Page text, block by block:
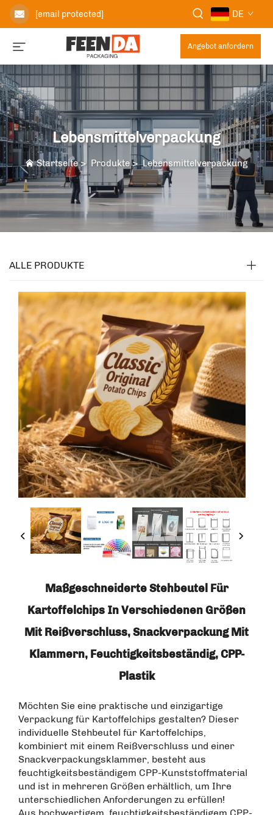
[email protected] DE
Angebot anfordern
Lebensmittelverpackung
Startseite> Produkte>Lebensmittelverpackung
ALLE PRODUKTE
Maßgeschneiderte Stehbeutel Für
Kartoffelchips In Verschiedenen Größen
Mit Reißverschluss, Snackverpackung Mit
Klammern, Feuchtigkeitsbeständig, CPP-
Plastik
Möchten Sie eine praktische und einzigartige
Verpackung für Kartoffelchips gestalten? Dieser
individuelle Stehbeutel für Kartoffelchips,
kombiniert mit einem Reißverschluss und einer
Snackverpackungsklammer, besteht aus
feuchtigkeitsbeständigem CPP-Kunststoffmaterial
und ist in mehreren Größen erhältlich, um Ihre
unterschiedlichen Anforderungen zu erfüllen!